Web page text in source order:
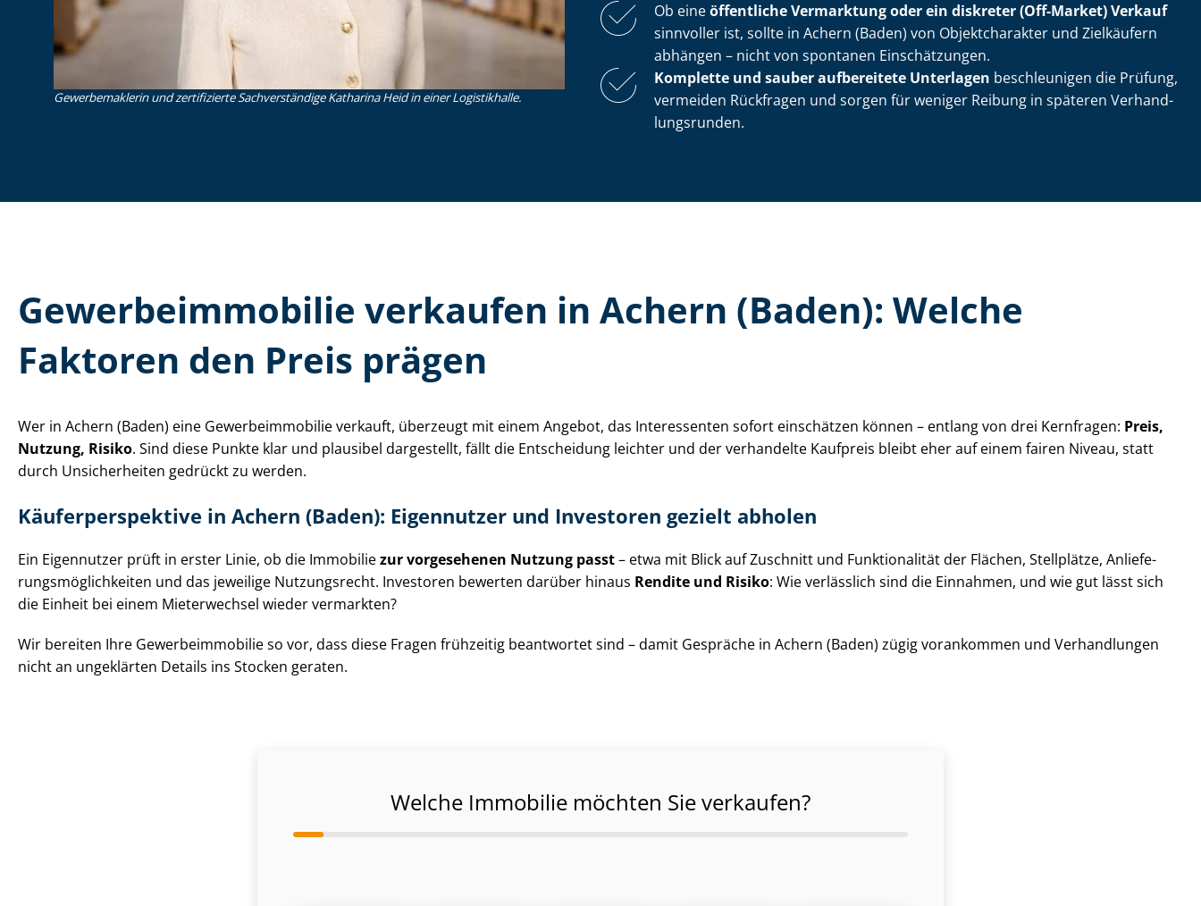
Gewerbemaklerin und zertifizierte Sachverständige Katharina Heid in einer Logistikhalle.
Ob eineöffentliche Vermarktung oder ein diskreter (Off-Market) Verkauf
sinnvoller ist, sollte in Achern (Baden) von Objektcharakter und Zielkäufern
abhängen – nicht von spontanen Einschätzungen.
Komplette und sauber aufbereitete Unterlagen beschleunigen die Prüfung,
vermeiden Rückfragen und sorgen für weniger Reibung in späteren Ver­hand­
lungs­run­den.
Ge­wer­be­im­mo­bi­lie verkaufen in Achern (Baden): Welche
Faktoren den Preis prägen
Wer in Achern (Baden) eine Ge­wer­be­im­mo­bi­lie verkauft, überzeugt mit einem Angebot, das Interessenten sofort einschätzen können – entlang von drei Kernfragen: Preis,
Nutzung, Risiko. Sind diese Punkte klar und plausibel dargestellt, fällt die Entscheidung leichter und der verhandelte Kaufpreis bleibt eher auf einem fairen Niveau, statt
durch Unsicherheiten gedrückt zu werden.
Käu­fer­per­spek­ti­ve in Achern (Baden): Eigennutzer und Investoren gezielt abholen
Ein Eigennutzer prüft in erster Linie, ob die Immobiliezur vorgesehenen Nutzung passt– etwa mit Blick auf Zuschnitt und Funktionalität der Flächen, Stellplätze, An­lie­fe­
rungs­mög­lich­kei­ten und das jeweilige Nutzungsrecht. Investoren bewerten darüber hinaus Rendite und Risiko: Wie verlässlich sind die Einnahmen, und wie gut lässt sich
die Einheit bei einem Mieterwechsel wieder vermarkten?
Wir bereiten Ihre Ge­wer­be­im­mo­bi­lie so vor, dass diese Fragen frühzeitig beantwortet sind – damit Gespräche in Achern (Baden) zügig vorankommen und Verhandlungen
nicht an ungeklärten Details ins Stocken geraten.
Welche Immobilie möchten Sie verkaufen?